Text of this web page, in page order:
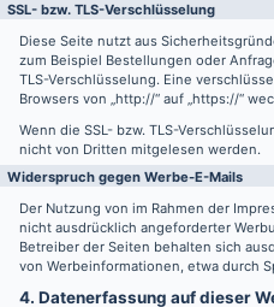
SSL- bzw. TLS-Verschlüsselung
Diese Seite nutzt aus
zum Beispiel Bestellungen oder
TLS-Verschlüsselung. Eine
Browsers von „http://“ auf „https://“
Wenn die SSL- bzw. TLS-
nicht von Dritten mitgelesen werden.
Widerspruch gegen Werbe-E-Mails
Der Nutzung von im Rahmen der
nicht ausdrücklich angeforderter
Betreiber der Seiten behalten sich
von Werbeinformationen, etwa durch
4. Datenerfassung auf dieser